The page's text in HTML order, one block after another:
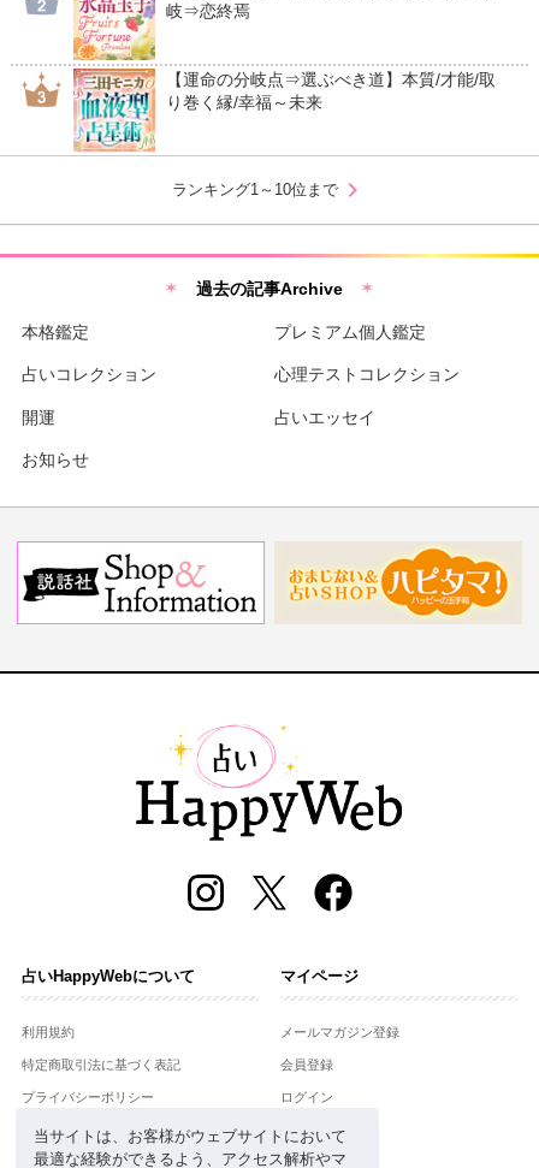
当サイトは、お客様がウェブサイトにおいて
最適な経験ができるよう、アクセス解析やマ
岐⇒恋終焉
【運命の分岐点⇒選ぶべき道】本質/才能/取
り巻く縁/幸福～未来
ランキング1～10位まで chevron_right
過去の記事Archive
本格鑑定 プレミアム個人鑑定
占いコレクション 心理テストコレクション
開運 占いエッセイ
お知らせ
占いHappyWebについて
利用規約
特定商取引法に基づく表記
プライバシーポリシー
運営会社
お問合せ
マイページ
メールマガジン登録
会員登録
ログイン